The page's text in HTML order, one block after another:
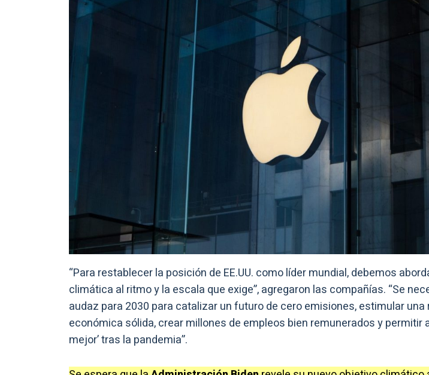
“Para restablecer la posición de EE.UU. como líder mundial, debemos
climática al ritmo y la escala que exige”, agregaron las compañías. “Se
audaz para 2030 para catalizar un futuro de cero emisiones, estimular
económica sólida, crear millones de empleos bien remunerados y permitir a
mejor’ tras la pandemia”.